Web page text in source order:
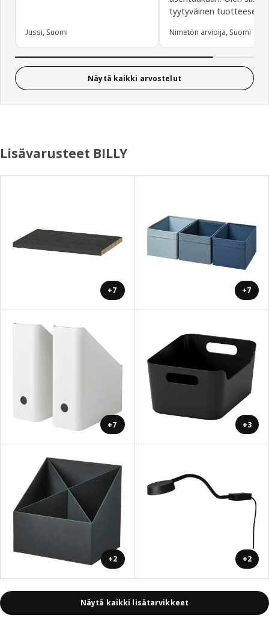
Jussi, Suomi
tyytyväinen tuotteeseen.
Nimetön arvioija, Suomi
Näytä kaikki arvostelut
Lisävarusteet BILLY
+7 +7
+7 +3
+2 +2
Näytä kaikki lisätarvikkeet